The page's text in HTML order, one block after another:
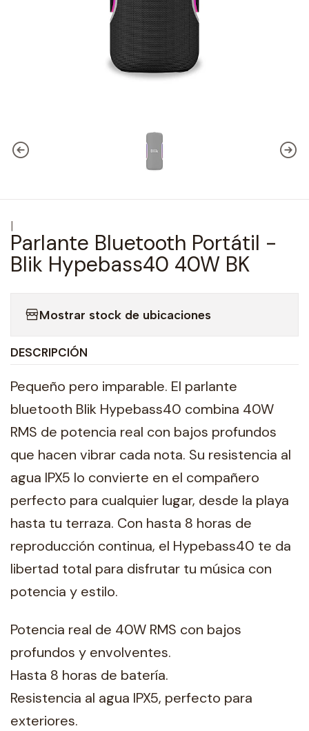
|
Parlante Bluetooth Portátil -
Blik Hypebass40 40W BK
Mostrar stock de ubicaciones
DESCRIPCIÓN
Pequeño pero imparable. El parlante
bluetooth Blik Hypebass40 combina 40W
RMS de potencia real con bajos profundos
que hacen vibrar cada nota. Su resistencia al
agua IPX5 lo convierte en el compañero
perfecto para cualquier lugar, desde la playa
hasta tu terraza. Con hasta 8 horas de
reproducción continua, el Hypebass40 te da
libertad total para disfrutar tu música con
potencia y estilo.
Potencia real de 40W RMS con bajos
profundos y envolventes.
Hasta 8 horas de batería.
Resistencia al agua IPX5, perfecto para
exteriores.